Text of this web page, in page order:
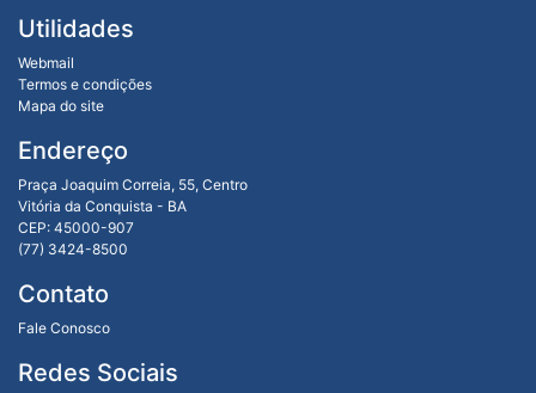
Utilidades
Webmail
Termos e condições
Mapa do site
Endereço
Praça Joaquim Correia, 55, Centro
Vitória da Conquista - BA
CEP: 45000-907
(77) 3424-8500
Contato
Fale Conosco
Redes Sociais